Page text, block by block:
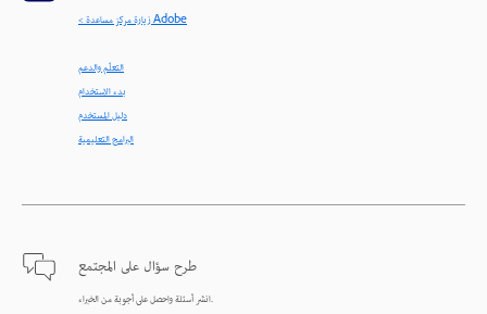
< زيارة مركز مساعدة Adobe
التعلّم والدعم
بدء الاستخدام
دليل المستخدم
البرامج التعليمية
طرح سؤال على المجتمع
انشر أسئلة واحصل على أجوبة من الخبراء.